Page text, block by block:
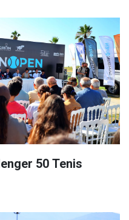
50 Tenis